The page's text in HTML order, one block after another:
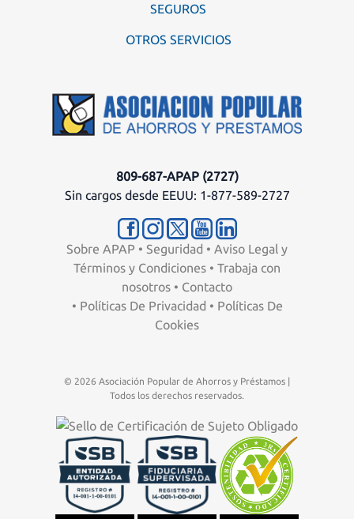
SEGUROS
OTROS SERVICIOS
809-687-APAP (2727)
Sin cargos desde EEUU: 1-877-589-2727
Sobre APAP • Seguridad • Aviso Legal y
Términos y Condiciones • Trabaja con
nosotros • Contacto
• Políticas De Privacidad • Políticas De
Cookies
© 2026 Asociación Popular de Ahorros y Préstamos |
Todos los derechos reservados.